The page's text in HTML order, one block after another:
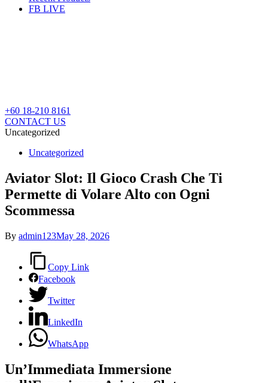
FB LIVE
+60 18-210 8161
CONTACT US
Uncategorized
PostedUncategorized
Aviator Slot: Il Gioco Crash Che Ti
Permette di Volare Alto con Ogni
Scommessa
By admin123May 28, 2026
Copy Link
Facebook
Twitter
LinkedIn
WhatsApp
Un’Immediata Immersione